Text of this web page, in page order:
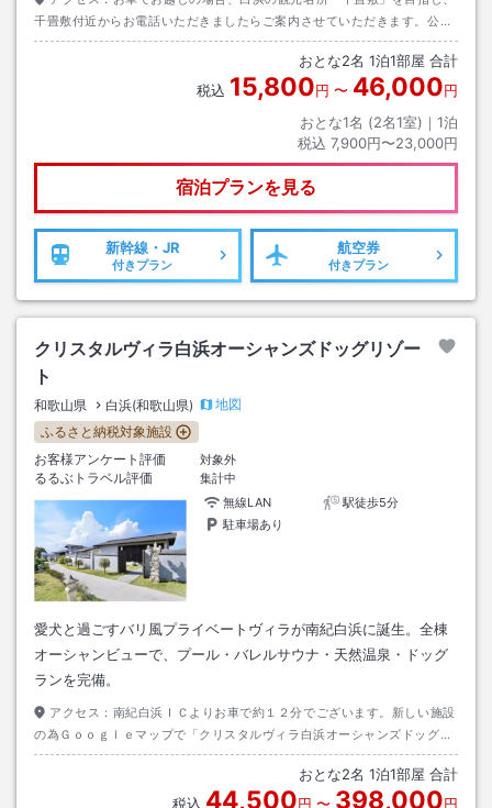
千畳敷付近からお電話いただきましたらご案内させていただきます。公共
交通機関ご利用の場合、新湯崎バス停からの送迎がございます。
おとな2名 1泊1部屋 合計
税込 15,800円 〜 46,000円
おとな1名 (2名1室)｜ 1泊
税込 7,900円〜23,000円
宿泊プランを見る
新幹線・JR
付きプラン
航空券
付きプラン
クリスタルヴィラ白浜オーシャンズドッグリゾー
ト
和歌山県 白浜(和歌山県)
地図
ふるさと納税対象施設
お客様アンケート評価
対象外
るるぶトラベル評価
集計中
無線LAN
駅徒歩5分
駐車場あり
愛犬と過ごすバリ風プライベートヴィラが南紀白浜に誕生。全棟
オーシャンビューで、プール・バレルサウナ・天然温泉・ドッグ
ランを完備。
アクセス： 南紀白浜ＩＣよりお車で約１２分でございます。新しい施設
の為Ｇｏｏｇｌｅマップで「クリスタルヴィラ白浜オーシャンズドッグリ
ゾート」とご検索くださいませ。※先に「白浜総合インフォメーションセ
ンター」にてチェックインのお手続きをお願いいたします。
おとな2名 1泊1部屋 合計
税込 44,500円 〜 398,000円